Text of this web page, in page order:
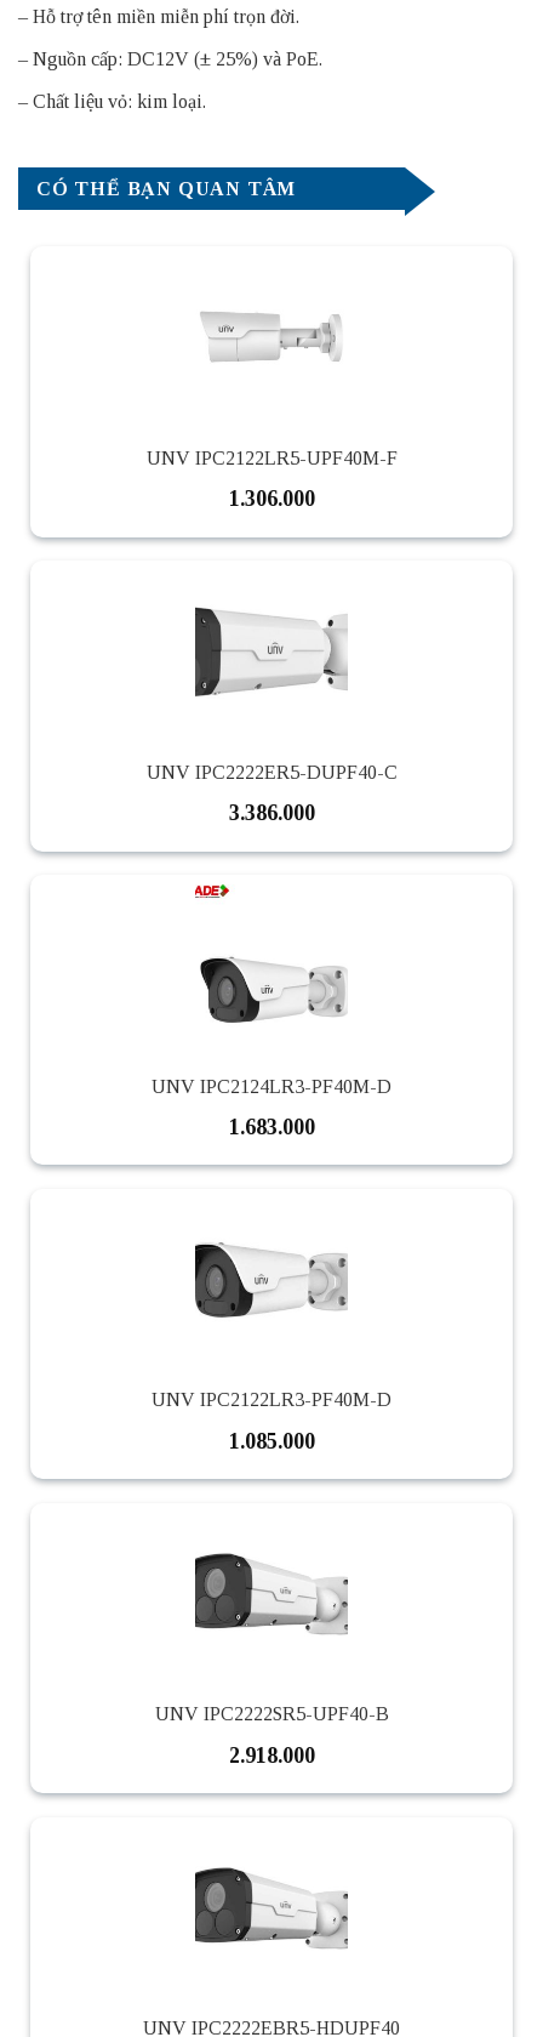
– Hỗ trợ tên miền miễn phí trọn đời.
– Nguồn cấp: DC12V (± 25%) và PoE.
– Chất liệu vỏ: kim loại.
CÓ THỂ BẠN QUAN TÂM
UNV IPC2122LR5-UPF40M-F
1.306.000
UNV IPC2222ER5-DUPF40-C
3.386.000
UNV IPC2124LR3-PF40M-D
1.683.000
UNV IPC2122LR3-PF40M-D
1.085.000
UNV IPC2222SR5-UPF40-B
2.918.000
UNV IPC2222EBR5-HDUPF40